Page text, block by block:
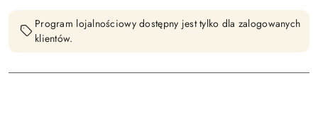
Program lojalnościowy dostępny jest tylko dla zalogowanych
klientów.